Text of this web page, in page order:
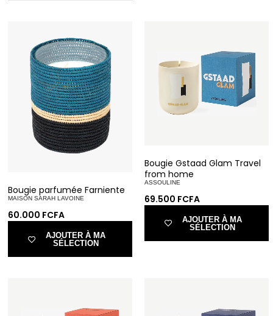
Bougie parfumée Farniente
MAISON SARAH LAVOINE
60.000 FCFA
AJOUTER À MA
SÉLECTION
Bougie Gstaad Glam Travel
from home
ASSOULINE
69.500 FCFA
AJOUTER À MA
SÉLECTION